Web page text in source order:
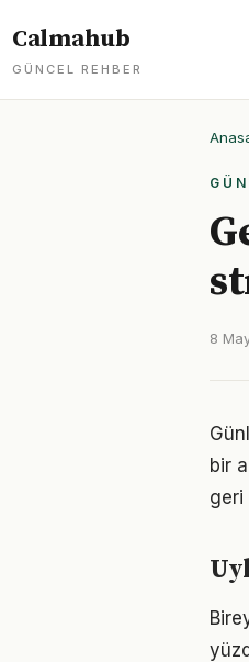
Calmahub
GÜNCEL REHBER
8
bir
geri